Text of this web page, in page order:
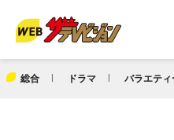
総合 ドラマ バラエティ